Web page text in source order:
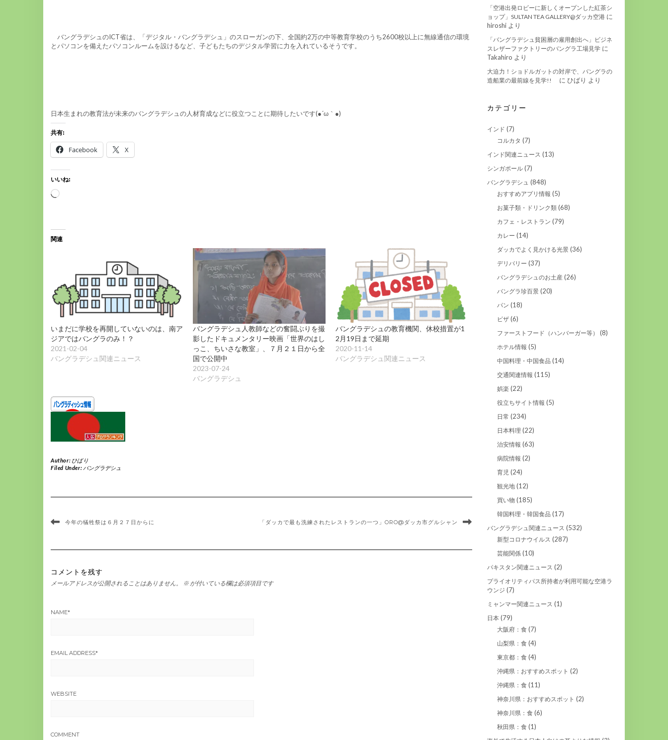
バングラデシュのICT省は、「デジタル・バングラデシュ」のスローガンの下、全国約2万の中等教育学校のうち2600校以上に無線通信の環境
とパソコンを備えたパソコンルームを設けるなど、子どもたちのデジタル学習に力を入れているそうです。
日本生まれの教育法が未来のバングラデシュの人材育成などに役立つことに期待したいです(●´ω｀●)ゞ
共有:
Facebook X
いいね:
読
中…
関連
いまだに学校を再開していないのは、南ア
ジアではバングラのみ！？
2021-02-04
バングラデシュ関連ニュース
バングラデシュ人教師などの奮闘ぶりを撮
影したドキュメンタリー映画「世界のはし
っこ、ちいさな教室」、７月２１日から全
国で公開中
2023-07-24
バングラデシュ
バングラデシュの教育機関、休校措置が1
2月19日まで延期
2020-11-14
バングラデシュ関連ニュース
Author: ひばり
Filed Under: バングラデシュ
今年の犠牲祭は６月２７日からに 「ダッカで最も洗練されたレストランの一つ」ORO@ダッカ市グルシャン
コメントを残す
メールアドレスが公開されることはありません。 ※ が付いている欄は必須項目です
NAME*
EMAIL ADDRESS*
WEBSITE
COMMENT
「空港出発ロビーに新しくオープンした紅茶シ
ョップ」SULTAN TEA GALLERY@ダッカ空港に
hiroshiより
「バングラデシュ貧困層の雇用創出へ」ビジネ
スレザーファクトリーのバングラ工場見学に
Takahiro より
大迫力！ショドルガットの対岸で、バングラの
造船業の最前線を見学!!
に ひばり より
カテゴリー
インド (7)
コルカタ (7)
インド関連ニュース (13)
シンガポール(7)
バングラデシュ (848)
おすすめアプリ情報 (5)
お菓子類・ドリンク類(68)
カフェ・レストラン (79)
カレー (14)
ダッカでよく見かける光景(36)
デリバリー (37)
バングラデシュのお土産(26)
バングラ珍百景(20)
パン (18)
ピザ(6)
ファーストフード（ハンバーガー等） (8)
ホテル情報 (5)
中国料理・中国食品 (14)
交通関連情報 (115)
娯楽 (22)
役立ちサイト情報 (5)
日常 (234)
日本料理 (22)
治安情報 (63)
病院情報 (2)
育児 (24)
観光地(12)
買い物 (185)
韓国料理・韓国食品 (17)
バングラデシュ関連ニュース (532)
新型コロナウイルス (287)
芸能関係(10)
パキスタン関連ニュース (2)
プライオリティパス所持者が利用可能な空港ラ
ウンジ (7)
ミャンマー関連ニュース (1)
日本(79)
大阪府：食 (7)
山梨県：食 (4)
東京都：食 (4)
沖縄県：おすすめスポット (2)
沖縄県：食 (11)
神奈川県：おすすめスポット (2)
神奈川県：食 (6)
秋田県：食 (1)